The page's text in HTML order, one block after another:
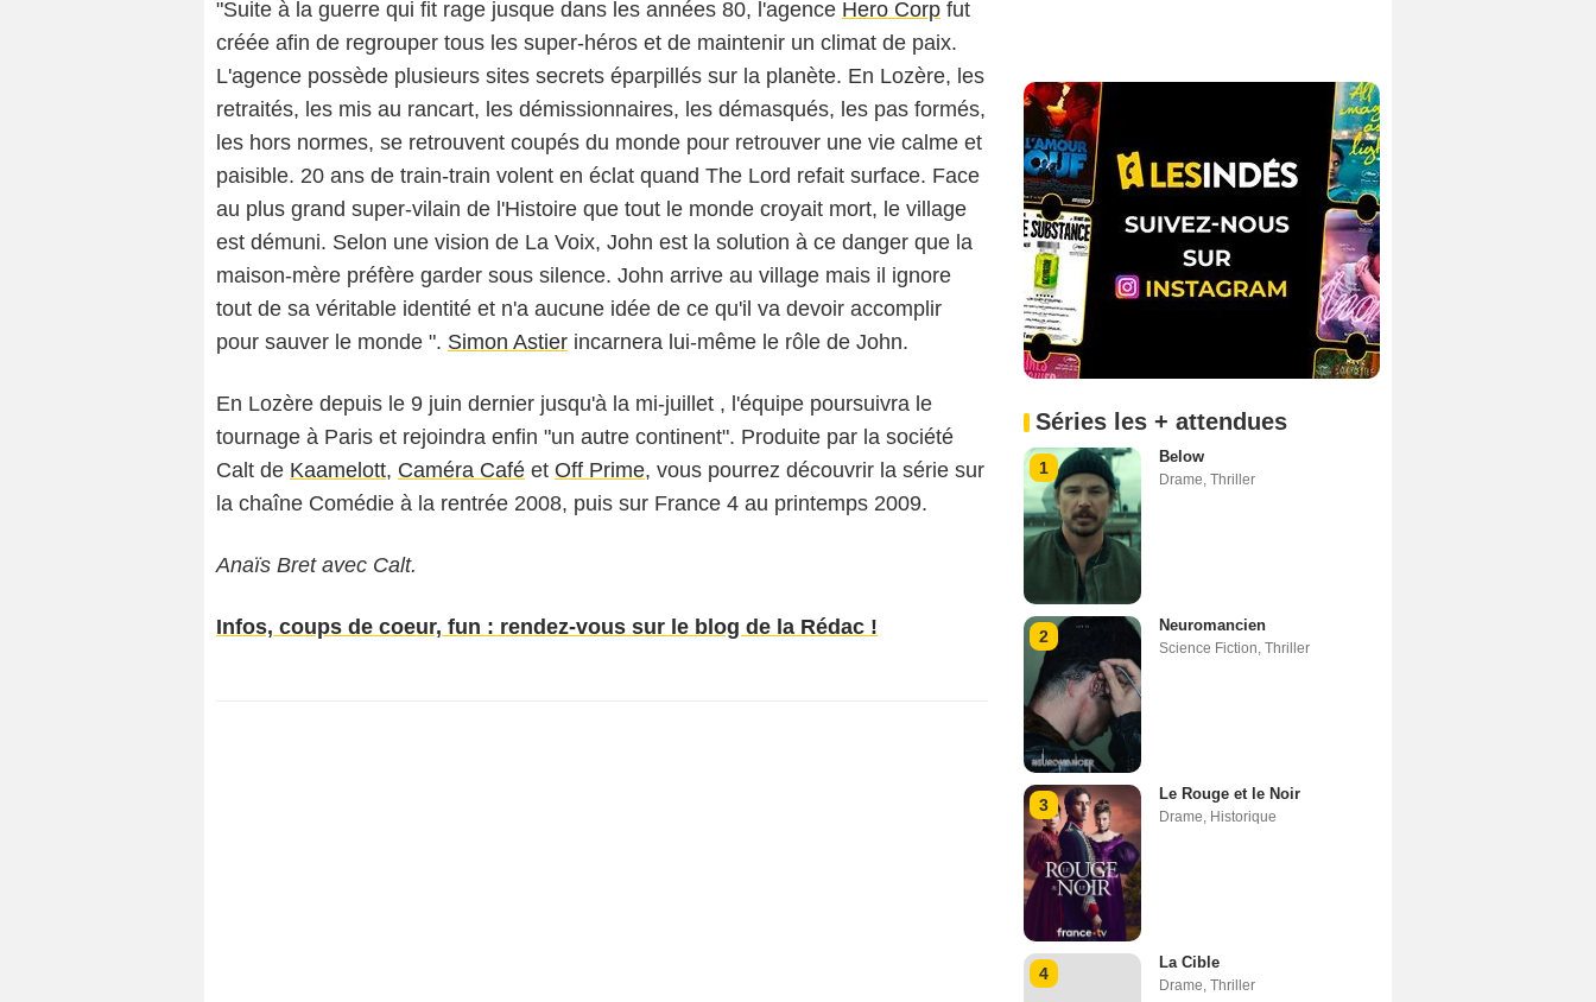
"Suite à la guerre qui fit rage jusque dans les années 80, l'agence Hero Corp fut
créée afin de regrouper tous les super-héros et de maintenir un climat de paix.
L'agence possède plusieurs sites secrets éparpillés sur la planète. En Lozère, les
retraités, les mis au rancart, les démissionnaires, les démasqués, les pas formés,
les hors normes, se retrouvent coupés du monde pour retrouver une vie calme et
paisible. 20 ans de train-train volent en éclat quand The Lord refait surface. Face
au plus grand super-vilain de l'Histoire que tout le monde croyait mort, le village
est démuni. Selon une vision de La Voix, John est la solution à ce danger que la
maison-mère préfère garder sous silence. John arrive au village mais il ignore
tout de sa véritable identité et n'a aucune idée de ce qu'il va devoir accomplir
pour sauver le monde ". Simon Astier incarnera lui-même le rôle de John.
En Lozère depuis le 9 juin dernier jusqu'à la mi-juillet , l'équipe poursuivra le
tournage à Paris et rejoindra enfin "un autre continent". Produite par la société
Calt de Kaamelott, Caméra Café et Off Prime, vous pourrez découvrir la série sur
la chaîne Comédie à la rentrée 2008, puis sur France 4 au printemps 2009.
Anaïs Bret avec Calt.
Infos, coups de coeur, fun : rendez-vous sur le blog de la Rédac !
Séries les + attendues
1
Below
Drame Thriller
2
Neuromancien
Science Fiction Thriller
3
Le Rouge et le Noir
Drame Historique
4
La Cible
Drame Thriller